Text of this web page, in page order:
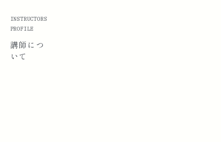
INSTRUCTORS
PROFILE
講師に つ
いて